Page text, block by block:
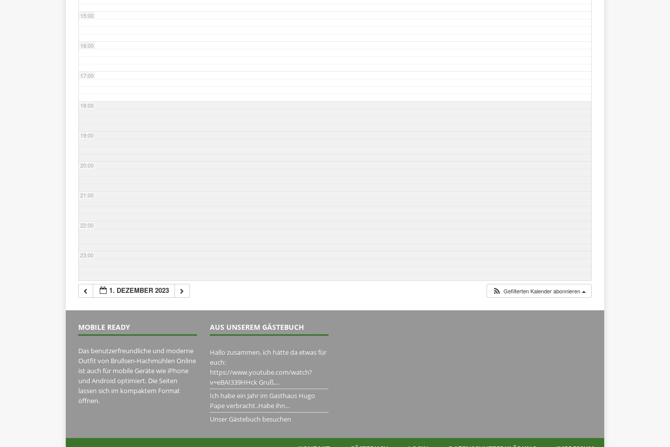
15:00
16:00
17:00
18:00
19:00
20:00
21:00
22:00
23:00
1. DEZEMBER 2023 Gefilterten Kalender abonnieren
MOBILE READY
Das benutzerfreundliche und moderne
Outfit von Brullsen-Hachmühlen Online
ist auch für mobile Geräte wie iPhone
und Android optimiert. Die Seiten
lassen sich im kompaktem Format
öffnen.
AUS UNSEREM GÄSTEBUCH
Hallo zusammen, ich hätte da etwas für
euch:
https://www.youtube.com/watch?
v=eBAI339HHck Gruß,...
Ich habe ein Jahr im Gasthaus Hugo
Pape verbracht..Habe ihn...
Unser Gästebuch besuchen